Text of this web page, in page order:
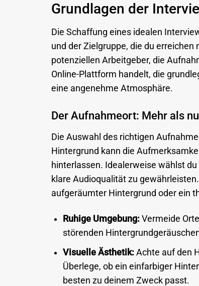
Grundlagen der
Die Schaffung eines idealen
und der Zielgruppe, die du
potenziellen Arbeitgeber, die
Online-Plattform handelt, die
eine angenehme Atmosphäre.
Der Aufnahmeort: Mehr als
Die Auswahl des richtigen
Hintergrund kann die
hinterlassen. Idealerweise wählst
klare Audioqualität zu
aufgeräumter Hintergrund oder ein
Ruhige Umgebung:Vermeide
störenden
Visuelle Ästhetik:Achte auf den
Überlege, ob ein einfarbiger
besten zu deinem Zweck passt.